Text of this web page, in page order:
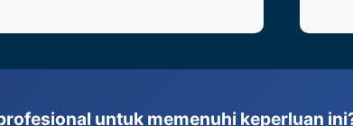
untuk memenuhi keperluan